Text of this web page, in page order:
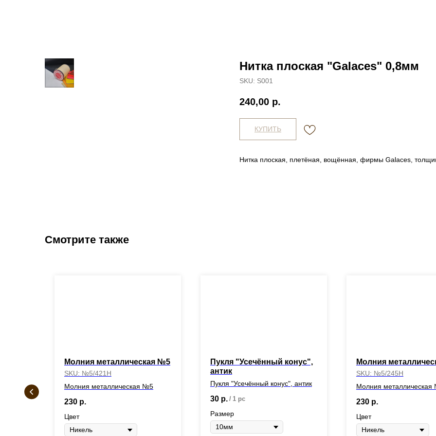
Нитка плоская "Galaces" 0,8мм
SKU: S001
240,00 р.
КУПИТЬ
Нитка плоская, плетёная, вощённая, фирмы Galaces,
Смотрите также
Молния металлическая №5
SKU: №5/421Н
Молния металлическая №5
230 р.
Цвет
Пукля "Усечённый конус",
антик
Пукля "Усечённый конус", антик
30 р. / 1 pc
Размер
Молния
SKU: №5/245Н
Молния
230 р.
Цвет